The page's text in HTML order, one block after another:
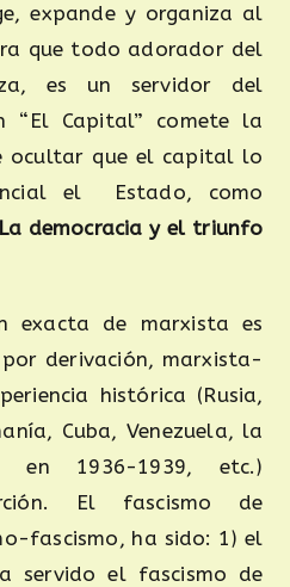
expande y organiza al
que todo adorador del
es un servidor del
“El Capital” comete la
ocultar que el capital lo
el Estado, como
La democracia y el triunfo
exacta de marxista es
derivación, marxista-
histórica (Rusia,
Cuba, Venezuela, la
en 1936-1939, etc.)
El fascismo de
fascismo, ha sido: 1) el
servido el fascismo de